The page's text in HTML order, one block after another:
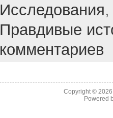
Исследования
Правдивые
комментариев
Copyright ©
Powered